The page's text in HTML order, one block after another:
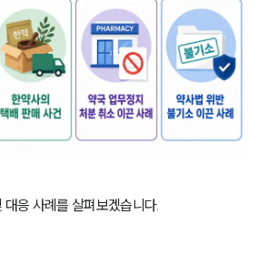
응 사례를 살펴보겠습니다.